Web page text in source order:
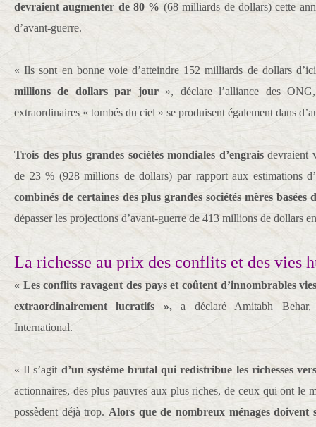
devraient augmenter de 80 % (68 milliards de dollars) cette
d’avant-guerre.
« Ils sont en bonne voie d’atteindre 152 milliards de dollars
millions de dollars par jour», déclare l’alliance des
extraordinaires « tombés du ciel » se produisent également dans
Trois des plus grandes sociétés mondiales d’engraisdevraient
de 23 % (928 millions de dollars) par rapport aux estimations
combinés de certaines des plus grandes sociétés mères basées
dépasser les projections d’avant-guerre de 413 millions de dollars
La richesse au prix des conflits et des vies
« Les conflits ravagent des pays et coûtent d’innombrables
extraordinairement lucratifs »,a déclaré Amitabh Behar,
International.
« Il s’agit d’un système brutal qui redistribue les richesses
actionnaires, des plus pauvres aux plus riches, de ceux qui ont le
possèdent déjà trop. Alors que de nombreux ménages doivent